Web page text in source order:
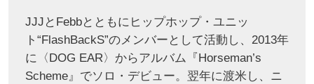
JJJとFebbとともにヒップホップ・ユニッ
ト“FlashBackS”のメンバーとして活動し、2013年
に〈DOG EAR〉からアルバム『Horseman’s
Scheme』でソロ・デビュー。翌年に渡米し、ニ